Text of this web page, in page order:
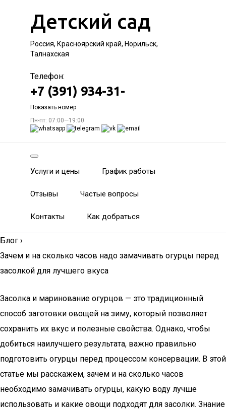
Детский сад
Россия, Красноярский край, Норильск,
Талнахская
Телефон:
+7 (391) 934-31-
Показать номер
Пн-пт: 07:00—19:00
Услуги и цены График работы
Отзывы Частые вопросы
Контакты Как добраться
Блог ›
Зачем и на сколько часов надо замачивать огурцы перед
засолкой для лучшего вкуса
Засолка и маринование огурцов — это традиционный
способ заготовки овощей на зиму, который позволяет
сохранить их вкус и полезные свойства. Однако, чтобы
добиться наилучшего результата, важно правильно
подготовить огурцы перед процессом консервации. В этой
статье мы расскажем, зачем и на сколько часов
необходимо замачивать огурцы, какую воду лучше
использовать и какие овощи подходят для засолки. Знание